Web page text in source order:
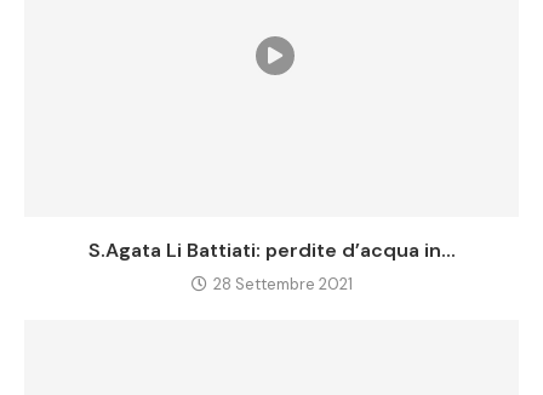
S.Agata Li Battiati: perdite d’acqua in...
28 Settembre 2021